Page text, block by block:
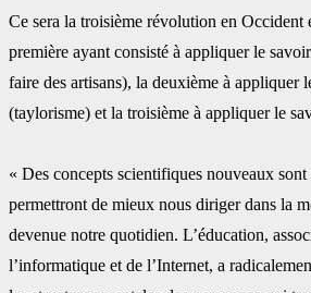
Ce sera la troisième révolution en Occident
première ayant consisté à ‎appliquer le
faire des artisans), la deuxième à appliquer
(taylorisme) et la troisième à appliquer le
‎« Des concepts scientifiques nouveaux
permettront de mieux nous ‎diriger dans la
devenue notre quotidien. L’éducation,
l’informatique et de l’Internet, a